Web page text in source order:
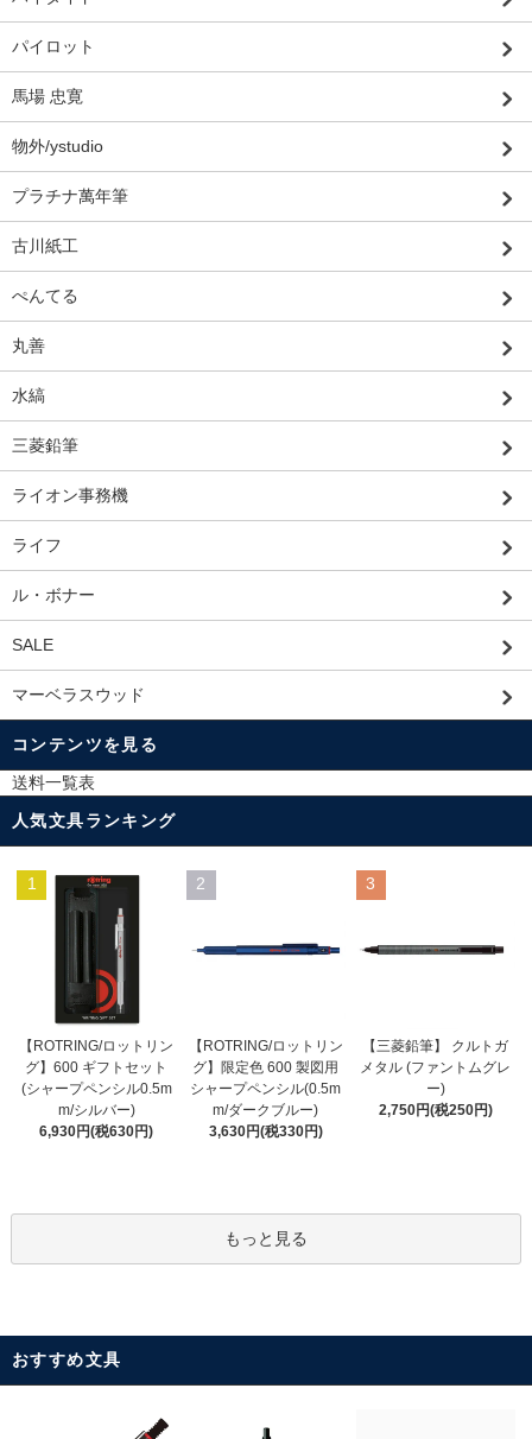
パイロット
馬場 忠寛
物外/ystudio
プラチナ萬年筆
古川紙工
ぺんてる
丸善
水縞
三菱鉛筆
ライオン事務機
ライフ
ル・ボナー
SALE
マーベラスウッド
コンテンツを見る
送料一覧表
人気文具ランキング
1
【ROTRING/ロットリン
グ】600 ギフトセット
(シャープペンシル0.5m
m/シルバー)
6,930円(税630円)
2
【ROTRING/ロットリン
グ】限定色 600 製図用
シャープペンシル(0.5m
m/ダークブルー)
3,630円(税330円)
3
【三菱鉛筆】 クルトガ
メタル (ファントムグレ
ー)
2,750円(税250円)
もっと見る
おすすめ文具